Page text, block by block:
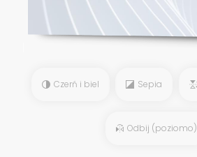
Czerń i biel Sepia
Odbij (poziomo)